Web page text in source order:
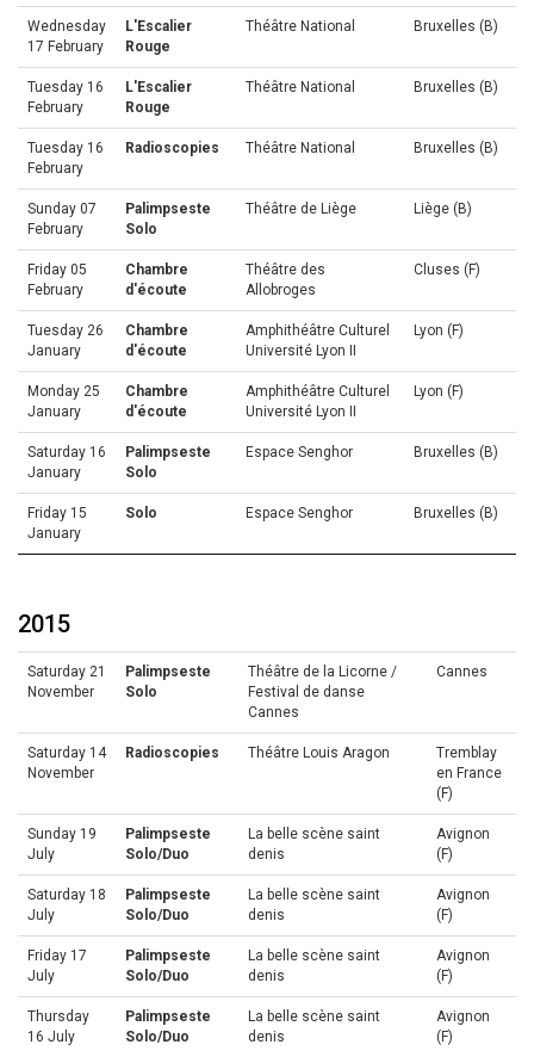
Wednesday
17 February
L'Escalier
Rouge
Théâtre National Bruxelles (B)
Tuesday 16
February
L'Escalier
Rouge
Théâtre National Bruxelles (B)
Tuesday 16
February
Radioscopies Théâtre National Bruxelles (B)
Sunday 07
February
Palimpseste
Solo
Théâtre de Liège Liège (B)
Friday 05
February
Chambre
d'écoute
Théâtre des
Allobroges
Cluses (F)
Tuesday 26
January
Chambre
d'écoute
Amphithéâtre Culturel
Université Lyon II
Lyon (F)
Monday 25
January
Chambre
d'écoute
Amphithéâtre Culturel
Université Lyon II
Lyon (F)
Saturday 16
January
Palimpseste
Solo
Espace Senghor Bruxelles (B)
Friday 15
January
Solo Espace Senghor Bruxelles (B)
2015
Saturday 21
November
Palimpseste
Solo
Théâtre de la Licorne /
Festival de danse
Cannes
Cannes
Saturday 14
November
Radioscopies Théâtre Louis Aragon
Tremblay
en France
(F)
Sunday 19
July
Palimpseste
Solo/Duo
La belle scène saint
denis
Avignon
(F)
Saturday 18
July
Palimpseste
Solo/Duo
La belle scène saint
denis
Avignon
(F)
Friday 17
July
Palimpseste
Solo/Duo
La belle scène saint
denis
Avignon
(F)
Thursday
16 July
Palimpseste
Solo/Duo
La belle scène saint
denis
Avignon
(F)